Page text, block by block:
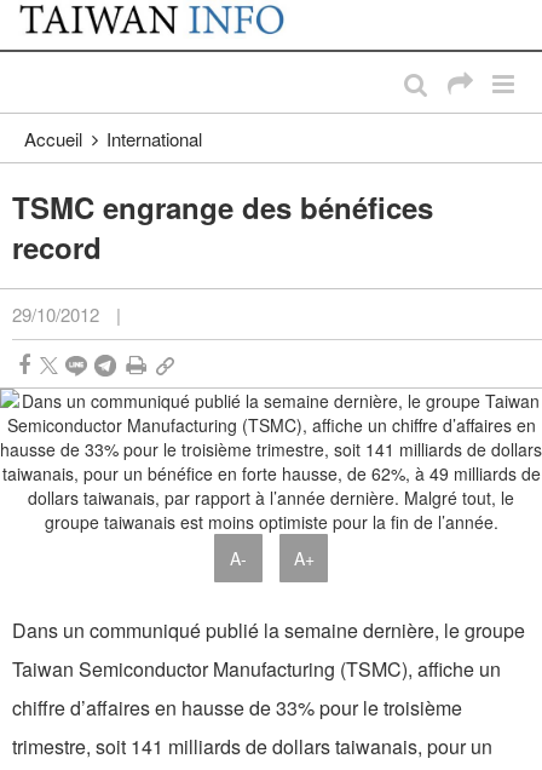
Passer au contenu principal
:::
Accueil International
TSMC engrange des bénéfices
record
29/10/2012 |
A- A+
Dans un communiqué publié la semaine dernière, le groupe
Taiwan Semiconductor Manufacturing (TSMC), affiche un
chiffre d’affaires en hausse de 33% pour le troisième
trimestre, soit 141 milliards de dollars taiwanais, pour un